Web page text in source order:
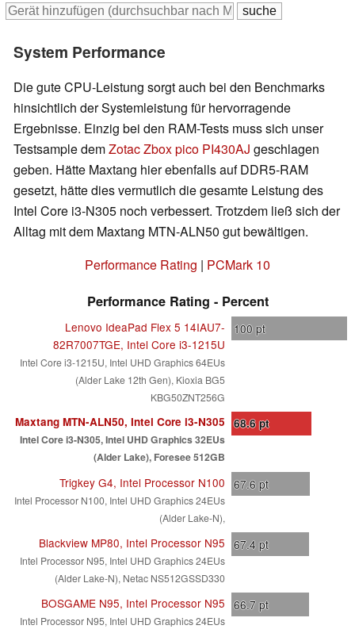
System Performance
Die gute CPU-Leistung sorgt auch bei den Benchmarks
hinsichtlich der Systemleistung für hervorragende
Ergebnisse. Einzig bei den RAM-Tests muss sich unser
Testsample demZotac Zbox pico PI430AJ geschlagen
geben. Hätte Maxtang hier ebenfalls auf DDR5-RAM
gesetzt, hätte dies vermutlich die gesamte Leistung des
Intel Core i3-N305 noch verbessert. Trotzdem ließ sich der
Alltag mit dem Maxtang MTN-ALN50 gut bewältigen.
Performance Rating | PCMark 10
Performance Rating - Percent
Lenovo IdeaPad Flex 5 14IAU7-
82R7007TGE, Intel Core i3-1215U
Intel Core i3-1215U, Intel UHD Graphics 64EUs
(Alder Lake 12th Gen), Kioxia BG5
KBG50ZNT256G
100 pt
Maxtang MTN-ALN50, Intel Core i3-N305
Intel Core i3-N305, Intel UHD Graphics 32EUs
(Alder Lake), Foresee 512GB
68.6pt
Trigkey G4, Intel Processor N100
Intel Processor N100, Intel UHD Graphics 24EUs
(Alder Lake-N),
67.6 pt
Blackview MP80, Intel Processor N95
Intel Processor N95, Intel UHD Graphics 24EUs
(Alder Lake-N), Netac NS512GSSD330
67.4 pt
BOSGAME N95, Intel Processor N95
Intel Processor N95, Intel UHD Graphics 24EUs
66.7 pt